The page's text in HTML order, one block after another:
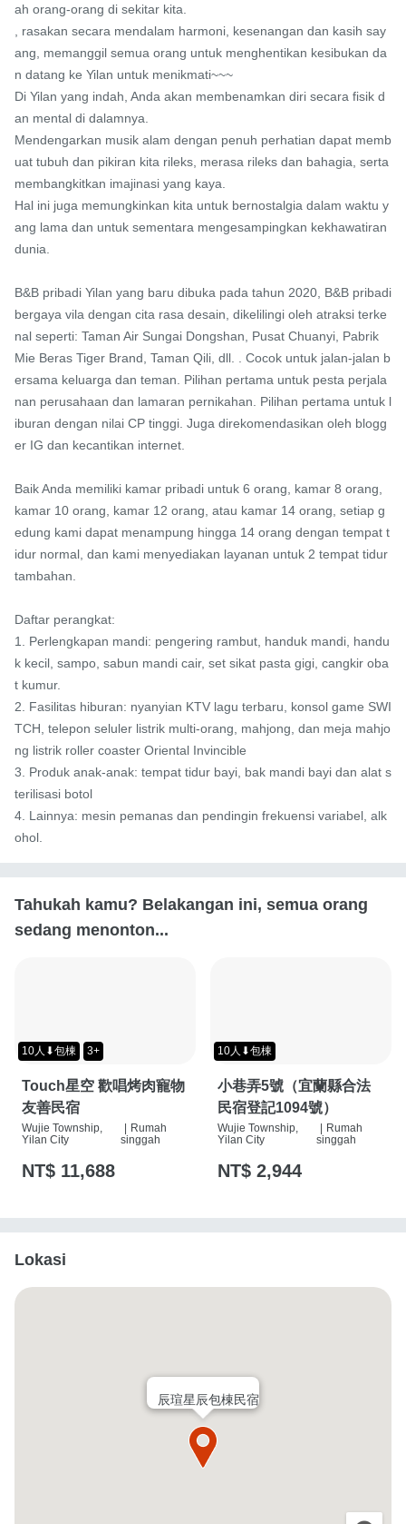
ah orang-orang di sekitar kita.
, rasakan secara mendalam harmoni, kesenangan dan kasih say
ang, memanggil semua orang untuk menghentikan kesibukan da
n datang ke Yilan untuk menikmati~~~
Di Yilan yang indah, Anda akan membenamkan diri secara fisik d
an mental di dalamnya.
Mendengarkan musik alam dengan penuh perhatian dapat memb
uat tubuh dan pikiran kita rileks, merasa rileks dan bahagia, serta
membangkitkan imajinasi yang kaya.
Hal ini juga memungkinkan kita untuk bernostalgia dalam waktu y
ang lama dan untuk sementara mengesampingkan kekhawatiran
dunia.
B&B pribadi Yilan yang baru dibuka pada tahun 2020, B&B pribadi
bergaya vila dengan cita rasa desain, dikelilingi oleh atraksi terke
nal seperti: Taman Air Sungai Dongshan, Pusat Chuanyi, Pabrik
Mie Beras Tiger Brand, Taman Qili, dll. . Cocok untuk jalan-jalan b
ersama keluarga dan teman. Pilihan pertama untuk pesta perjala
nan perusahaan dan lamaran pernikahan. Pilihan pertama untuk l
iburan dengan nilai CP tinggi. Juga direkomendasikan oleh blogg
er IG dan kecantikan internet.
Baik Anda memiliki kamar pribadi untuk 6 orang, kamar 8 orang,
kamar 10 orang, kamar 12 orang, atau kamar 14 orang, setiap g
edung kami dapat menampung hingga 14 orang dengan tempat t
idur normal, dan kami menyediakan layanan untuk 2 tempat tidur
tambahan.
Daftar perangkat:
1. Perlengkapan mandi: pengering rambut, handuk mandi, handu
k kecil, sampo, sabun mandi cair, set sikat pasta gigi, cangkir oba
t kumur.
2. Fasilitas hiburan: nyanyian KTV lagu terbaru, konsol game SWI
TCH, telepon seluler listrik multi-orang, mahjong, dan meja mahjo
ng listrik roller coaster Oriental Invincible
3. Produk anak-anak: tempat tidur bayi, bak mandi bayi dan alat s
terilisasi botol
4. Lainnya: mesin pemanas dan pendingin frekuensi variabel, alk
ohol.
Tahukah kamu? Belakangan ini, semua orang
sedang menonton...
10人⬇包棟 3+
Touch星空 歡唱烤肉寵物
友善民宿
Wujie Township,
Yilan City
Rumah
singgah
NT$ 11,688
10人⬇包棟
小巷弄5號（宜蘭縣合法
民宿登記1094號）
Wujie Township,
Yilan City
Rumah
singgah
NT$ 2,944
Lokasi
辰瑄星辰包棟民宿